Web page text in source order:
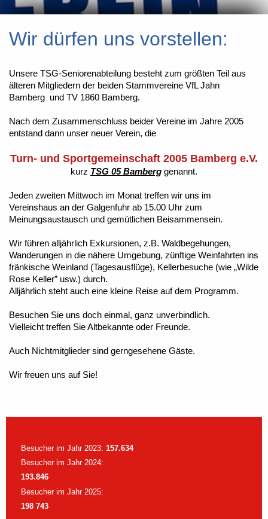
Wir dürfen uns vorstellen:
Unsere TSG-Seniorenabteilung besteht zum größten Teil aus
älteren Mitgliedern der beiden Stammvereine VfL Jahn
Bamberg und TV 1860 Bamberg.
Nach dem Zusammenschluss beider Vereine im Jahre 2005
entstand dann unser neuer Verein, die
Turn- und Sportgemeinschaft 2005 Bamberg e.V.
kurz TSG 05 Bamberg genannt.
Jeden zweiten Mittwoch im Monat treffen wir uns im
Vereinshaus an der Galgenfuhr ab 15.00 Uhr zum
Meinungsaustausch und gemütlichen Beisammensein.
Wir führen alljährlich Exkursionen, z.B. Waldbegehungen,
Wanderungen in die nähere Umgebung, zünftige Weinfahrten ins
fränkische Weinland (Tagesausflüge), Kellerbesuche (wie „Wilde
Rose Keller” usw.) durch.
Alljährlich steht auch eine kleine Reise auf dem Programm.
Besuchen Sie uns doch einmal, ganz unverbindlich.
Vielleicht treffen Sie Altbekannte oder Freunde.
Auch Nichtmitglieder sind gerngesehene Gäste.
Wir freuen uns auf Sie!
Besucher im Jahr 2023: 157.634
Besucher im Jahr 2024:
193.846
Besucher im Jahr 2025:
198 743